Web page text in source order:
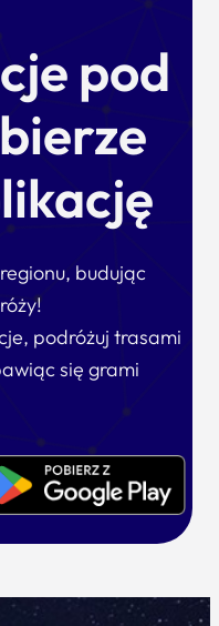
pod
budując
podróżuj trasami
się grami